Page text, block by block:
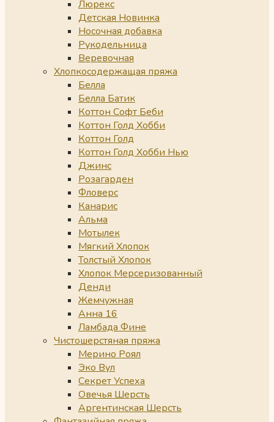
Люрекс
Детская Новинка
Носочная добавка
Рукодельница
Веревочная
Хлопкосодержащая пряжа
Белла
Белла Батик
Коттон Софт Беби
Коттон Голд Хобби
Коттон Голд
Коттон Голд Хобби Нью
Джинс
Розагарден
Фловерс
Канарис
Альма
Мотылек
Мягкий Хлопок
Толстый Хлопок
Хлопок Мерсеризованный
Денди
Жемчужная
Анна 16
Ламбада Фине
Чистошерстяная пряжа
Мерино Роял
Эко Вул
Секрет Успеха
Овечья Шерсть
Аргентинская Шерсть